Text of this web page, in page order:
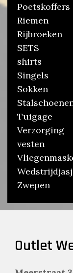
Poetskoffers
Riemen
Rijbroeken
SETS
shirts
Singels
Sokken
Tuigage
Verzorging
vesten
Zwepen
Outlet